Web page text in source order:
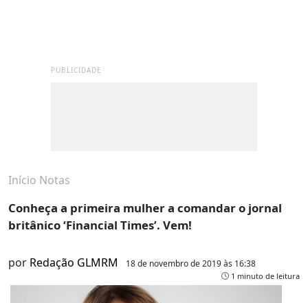
PUBLICIDADE
Início Notas
Conheça a primeira mulher a comandar o jornal
britânico ‘Financial Times’. Vem!
por Redação GLMRM 18 de novembro de 2019 às 16:38
1 minuto de leitura